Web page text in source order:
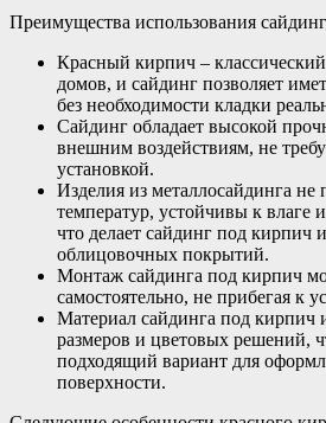
Преимущества использования
Красный кирпич –
домов, и сайдинг позволяет
без необходимости кладки
Сайдинг обладает высокой
внешним воздействиям, не
установкой.
Изделия из металлосайдинга
температур, устойчивы к влаге
что делает сайдинг под кирпич
облицовочных покрытий.
Монтаж сайдинга под кирпич
самостоятельно, не прибегая к
Материал сайдинга под кирпич
размеров и цветовых решений,
подходящий вариант для
поверхности.